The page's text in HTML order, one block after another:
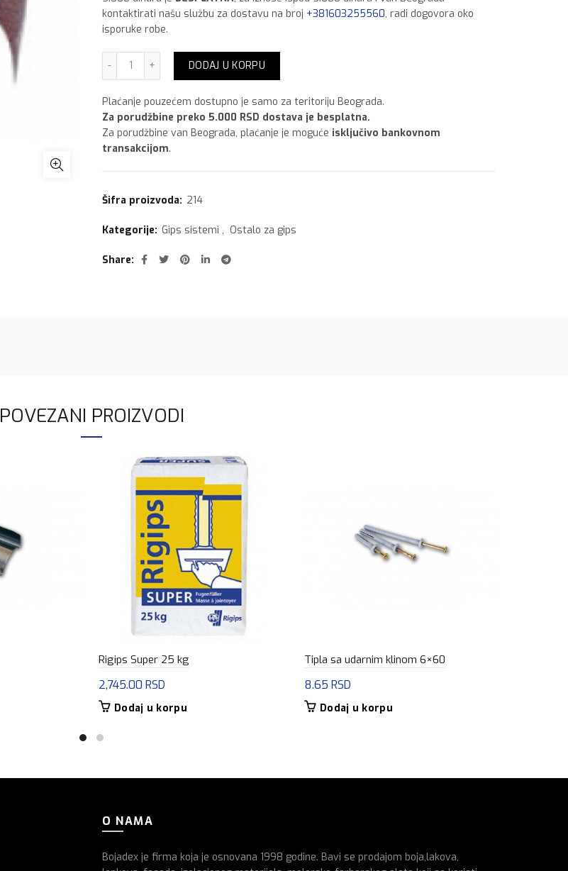
kontaktirati našu službu za dostavu na broj +381603255560, radi dogovora oko
isporuke robe.
Bandaz traka 90 m količina
DODAJ U KORPU
Plaćanje pouzećem dostupno je samo za teritoriju Beograda.
Za porudžbine preko 5.000 RSD dostava je besplatna.
Za porudžbine van Beograda, plaćanje je moguće isključivo bankovnom
transakcijom.
Šifra proizvoda: 214
Kategorije: Gips sistemi , Ostalo za gips
Share
POVEZANI PROIZVODI
Rigips Super 25 kg
2,745.00 RSD
Dodaj u korpu
Tipla sa udarnim klinom 6×60
8.65 RSD
Dodaj u korpu
O NAMA
Bojadex je firma koja je osnovana 1998 godine. Bavi se prodajom boja,lakova,